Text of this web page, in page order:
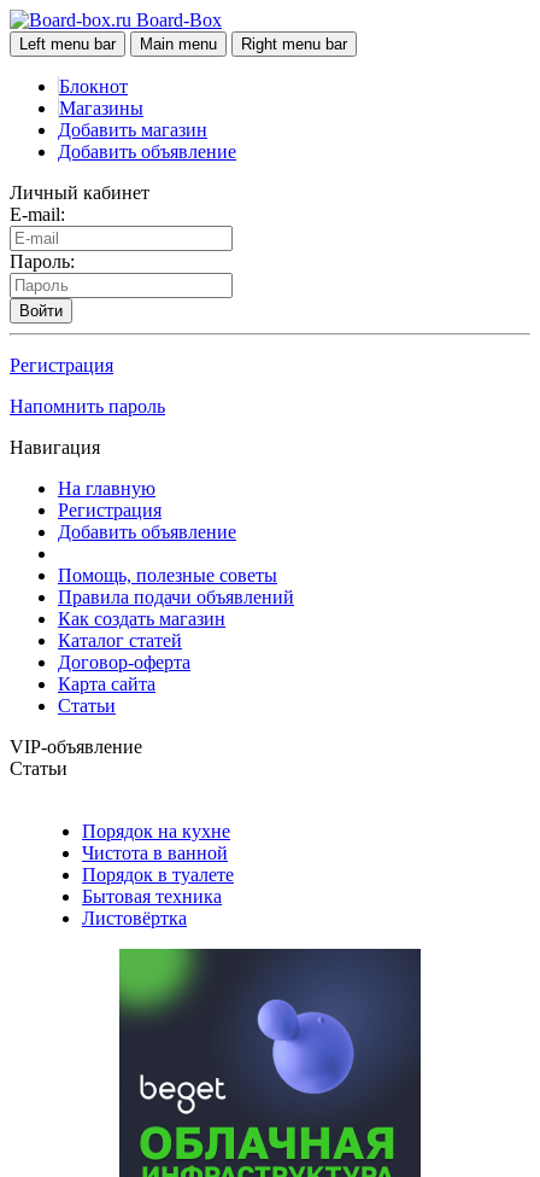
Board-Box
Left menu bar Main menu Right menu bar
Блокнот
Магазины
Добавить магазин
Добавить объявление
Личный кабинет
E-mail:
Пароль:
Войти
Регистрация
Напомнить пароль
Навигация
На главную
Регистрация
Добавить объявление
Помощь, полезные советы
Правила подачи объявлений
Как создать магазин
Каталог статей
Договор-оферта
Карта сайта
Статьи
VIP-объявление
Статьи
Порядок на кухне
Чистота в ванной
Порядок в туалете
Бытовая техника
Листовёртка